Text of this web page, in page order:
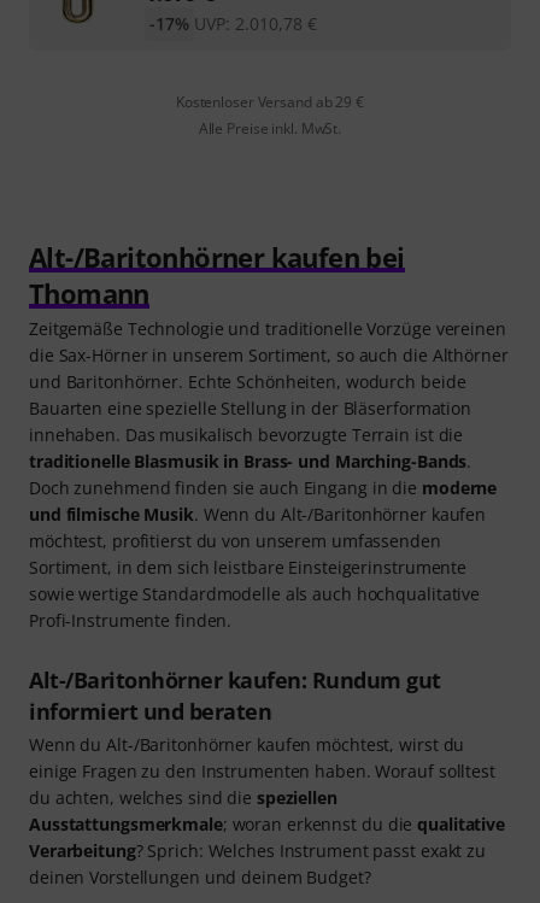
UVP: 2.010,78 €
-17%
Kostenloser Versand ab 29 €
Alle Preise inkl. MwSt.
Alt-/Baritonhörner kaufen bei
Thomann
Zeitgemäße Technologie und traditionelle Vorzüge vereinen
die Sax-Hörner in unserem Sortiment, so auch die Althörner
und Baritonhörner. Echte Schönheiten, wodurch beide
Bauarten eine spezielle Stellung in der Bläserformation
innehaben. Das musikalisch bevorzugte Terrain ist die
traditionelle Blasmusik in Brass- und Marching-Bands.
Doch zunehmend finden sie auch Eingang in die moderne
und filmische Musik. Wenn du Alt-/Baritonhörner kaufen
möchtest, profitierst du von unserem umfassenden
Sortiment, in dem sich leistbare Einsteigerinstrumente
sowie wertige Standardmodelle als auch hochqualitative
Profi-Instrumente finden.
Alt-/Baritonhörner kaufen: Rundum gut
informiert und beraten
Wenn du Alt-/Baritonhörner kaufen möchtest, wirst du
einige Fragen zu den Instrumenten haben. Worauf solltest
du achten, welches sind die speziellen
Ausstattungsmerkmale; woran erkennst du die qualitative
Verarbeitung? Sprich: Welches Instrument passt exakt zu
deinen Vorstellungen und deinem Budget?